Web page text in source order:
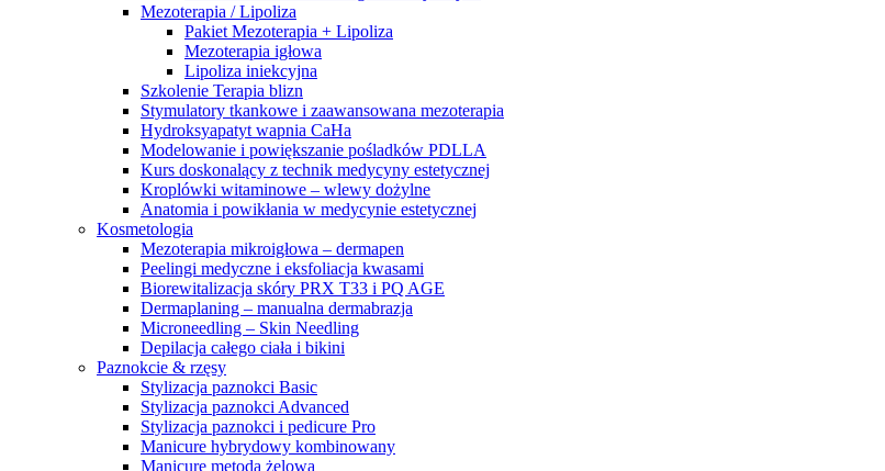
Mezoterapia / Lipoliza
Pakiet Mezoterapia + Lipoliza
Mezoterapia igłowa
Lipoliza iniekcyjna
Szkolenie Terapia blizn
Stymulatory tkankowe i zaawansowana mezoterapia
Hydroksyapatyt wapnia CaHa
Modelowanie i powiększanie pośladków PDLLA
Kurs doskonalący z technik medycyny estetycznej
Kroplówki witaminowe – wlewy dożylne
Anatomia i powikłania w medycynie estetycznej
Kosmetologia
Mezoterapia mikroigłowa – dermapen
Peelingi medyczne i eksfoliacja kwasami
Biorewitalizacja skóry PRX T33 i PQ AGE
Dermaplaning – manualna dermabrazja
Microneedling – Skin Needling
Depilacja całego ciała i bikini
Paznokcie & rzęsy
Stylizacja paznokci Basic
Stylizacja paznokci Advanced
Stylizacja paznokci i pedicure Pro
Manicure hybrydowy kombinowany
Manicure metoda żelowa